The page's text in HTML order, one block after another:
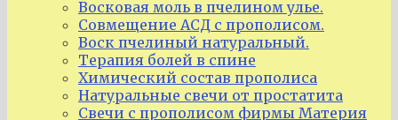
Восковая моль в пчелином улье.
Совмещение АСД с прополисом.
Воск пчелиный натуральный.
Терапия болей в спине
Химический состав прополиса
Натуральные свечи от простатита
Свечи с прополисом фирмы Материя